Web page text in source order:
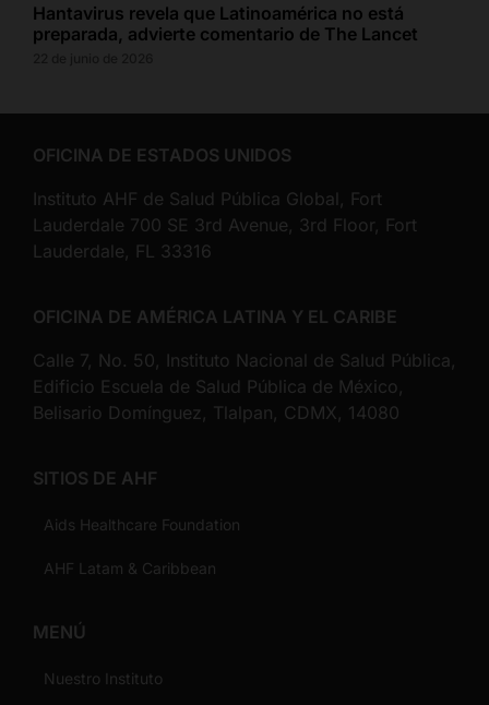
Hantavirus revela que Latinoamérica no está
preparada, advierte comentario de The Lancet
OFICINA DE ESTADOS UNIDOS
Instituto AHF de Salud Pública Global, Fort
Lauderdale 700 SE 3rd Avenue, 3rd Floor, Fort
Lauderdale, FL 33316
OFICINA DE AMÉRICA LATINA Y EL CARIBE
Calle 7, No. 50, Instituto Nacional de Salud Pública,
Edificio Escuela de Salud Pública de México,
Belisario Domínguez, Tlalpan, CDMX, 14080
SITIOS DE AHF
Aids Healthcare Foundation
AHF Latam & Caribbean
MENÚ
Nuestro Instituto